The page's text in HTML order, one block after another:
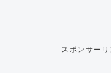
スポンサーリ